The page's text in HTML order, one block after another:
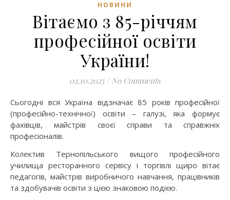
НОВИНИ
Вітаємо з 85-річчям
професійної освіти
України!
02.10.2025 / No Comments
Сьогодні вся Україна відзначає 85 років професійної
(професійно-технічної) освіти – галузі, яка формує
фахівців, майстрів своєї справи та справжніх
професіоналів.
Колектив Тернопільського вищого професійного
училища ресторанного сервісу і торгівлі щиро вітає
педагогів, майстрів виробничого навчання, працівників
та здобувачів освіти з цією знаковою подією.